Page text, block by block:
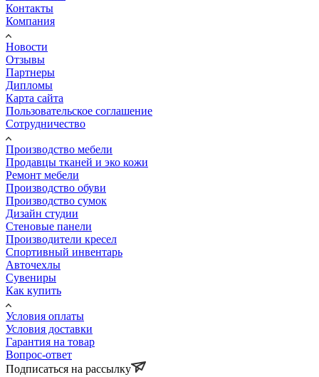
Контакты
Компания
Новости
Отзывы
Партнеры
Дипломы
Карта сайта
Пользовательское соглашение
Сотрудничество
Производство мебели
Продавцы тканей и эко кожи
Ремонт мебели
Производство обуви
Производство сумок
Дизайн студии
Стеновые панели
Производители кресел
Спортивный инвентарь
Авточехлы
Сувениры
Как купить
Условия оплаты
Условия доставки
Гарантия на товар
Вопрос-ответ
Подписаться на рассылку